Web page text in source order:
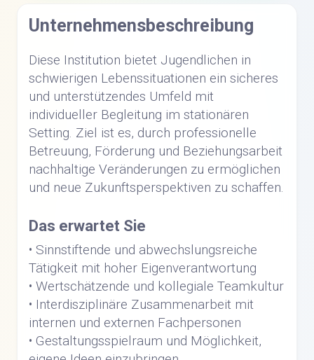
Unternehmensbeschreibung
Diese Institution bietet Jugendlichen in
schwierigen Lebenssituationen ein sicheres
und unterstützendes Umfeld mit
individueller Begleitung im stationären
Setting. Ziel ist es, durch professionelle
Betreuung, Förderung und Beziehungsarbeit
nachhaltige Veränderungen zu ermöglichen
und neue Zukunftsperspektiven zu schaffen.
Das erwartet Sie
• Sinnstiftende und abwechslungsreiche
Tätigkeit mit hoher Eigenverantwortung
• Wertschätzende und kollegiale Teamkultur
• Interdisziplinäre Zusammenarbeit mit
internen und externen Fachpersonen
• Gestaltungsspielraum und Möglichkeit,